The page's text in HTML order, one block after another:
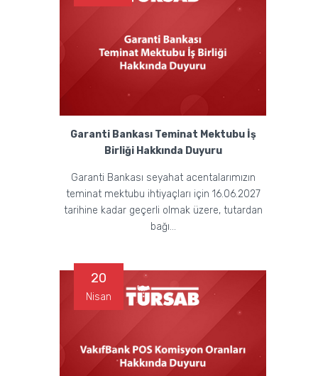
Garanti Bankası Teminat Mektubu İş
Birliği Hakkında Duyuru
Garanti Bankası seyahat acentalarımızın
teminat mektubu ihtiyaçları için 16.06.2027
tarihine kadar geçerli olmak üzere, tutardan
bağı...
20
Nisan